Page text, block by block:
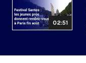
02:51